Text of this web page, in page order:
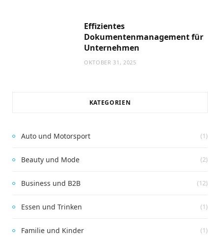
Effizientes
Dokumentenmanagement für
Unternehmen
OKTOBER 31, 2025
KATEGORIEN
Auto und Motorsport (1)
Beauty und Mode (2)
Business und B2B (12)
Essen und Trinken (1)
Familie und Kinder (1)